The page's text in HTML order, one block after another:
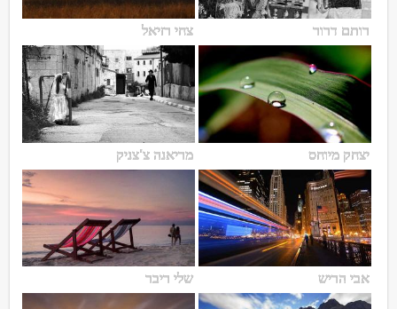
רותם דרור צחי רזיאל
יצחק מיוחס מריאנה צ'צניק
אבי הריש שלי ריבר